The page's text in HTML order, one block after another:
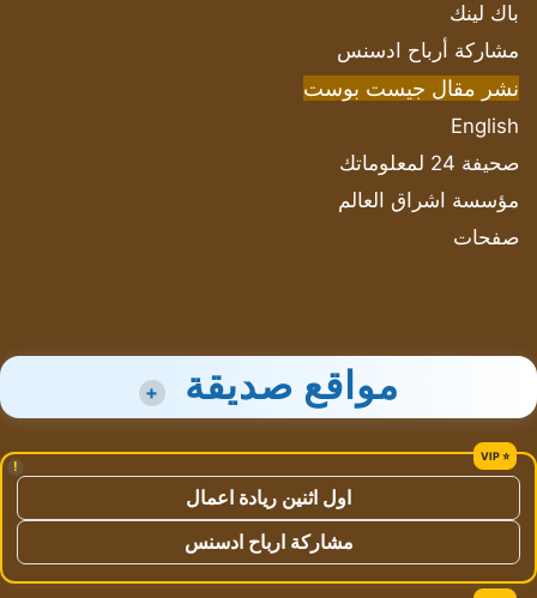
باك لينك
مشاركة أرباح ادسنس
نشر مقال جيست بوست
English
صحيفة 24 لمعلوماتك
مؤسسة اشراق العالم
صفحات
مواقع صديقة +
!
اول اثنين ريادة اعمال
مشاركة ارباح ادسنس